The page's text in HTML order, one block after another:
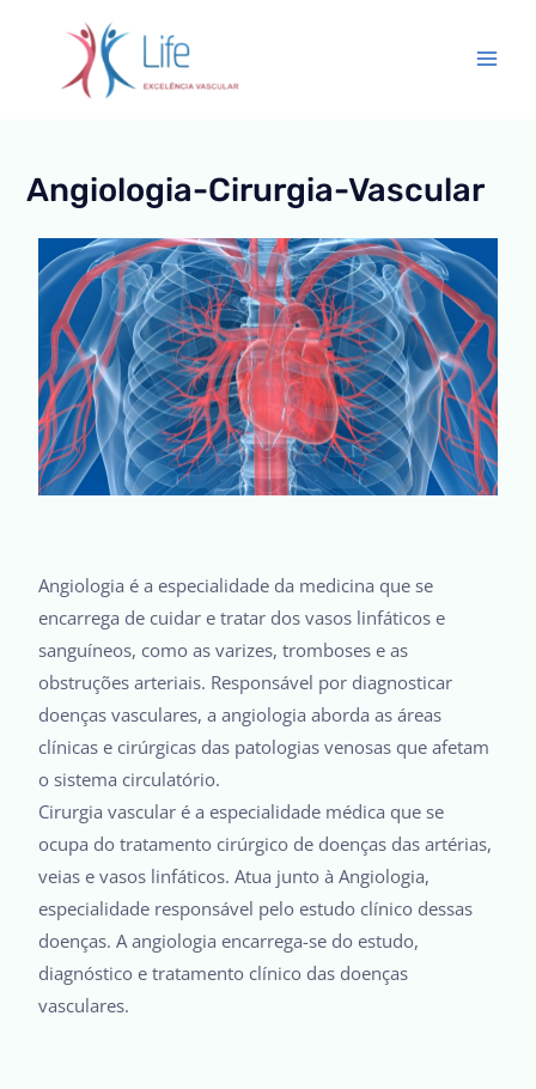
Angiologia-Cirurgia-Vascular
Angiologia é a especialidade da medicina que se
encarrega de cuidar e tratar dos vasos linfáticos e
sanguíneos, como as varizes, tromboses e as
obstruções arteriais. Responsável por diagnosticar
doenças vasculares, a angiologia aborda as áreas
clínicas e cirúrgicas das patologias venosas que afetam
o sistema circulatório.
Cirurgia vascular é a especialidade médica que se
ocupa do tratamento cirúrgico de doenças das artérias,
veias e vasos linfáticos. Atua junto à Angiologia,
especialidade responsável pelo estudo clínico dessas
doenças. A angiologia encarrega-se do estudo,
diagnóstico e tratamento clínico das doenças
vasculares.